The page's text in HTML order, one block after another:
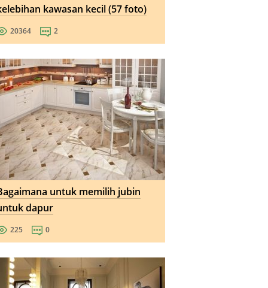
kawasan kecil (57 foto)
20364 2
untuk memilih jubin
dapur
225 0